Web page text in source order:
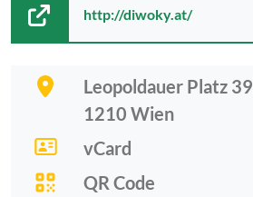
Leopoldauer Platz 39
1210 Wien
vCard
QR Code
http://diwoky.at/